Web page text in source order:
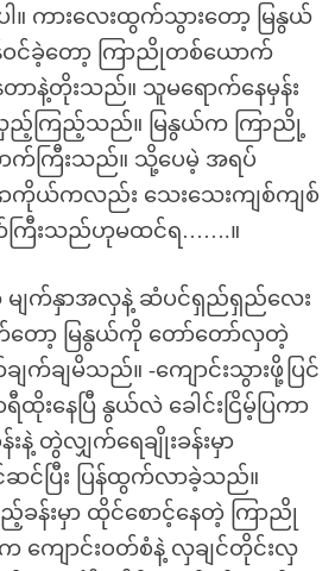
။ ကားလေးထွက်သွားတော့ မြနွယ်
န်ဝင်ခဲ့တော့ ကြာညိုတစ်ယောက်
ာနဲ့တိုးသည်။ သူမရောက်နေမှန်း
ကြည့်သည်။ မြနွယ်က ကြာညို့
က်ကြီးသည်။ သို့ပေမဲ့ အရပ်
ာကိုယ်ကလည်း သေးသေးကျစ်ကျစ်
ြီးသည်ဟုမထင်ရ…….။
ျက်နှာအလှနဲ့ ဆံပင်ရှည်ရှည်လေး
တော့ မြနွယ်ကို တော်တော်လှတဲ့
က်ချမိသည်။ -ကျောင်းသွားဖို့ပြင်
ထိုးနေပြီ နွယ်လဲ ခေါင်းငြိမ့်ပြကာ
းနဲ့ တွဲလျှက်ရေချိုးခန်းမှာ
င်ဆင်ပြီး ပြန်ထွက်လာခဲ့သည်။
ခန်းမှာ ထိုင်စောင့်နေတဲ့ ကြာညို
ျောင်းဝတ်စံနဲ့ လှချင်တိုင်းလှ